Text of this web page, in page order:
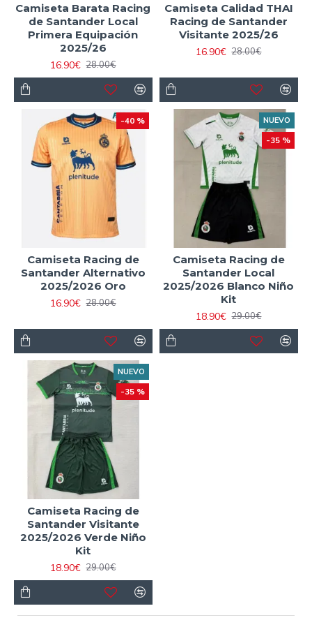
Camiseta Barata Racing
de Santander Local
Primera Equipación
2025/26
16.90€ 28.00€
Camiseta Calidad THAI
Racing de Santander
Visitante 2025/26
16.90€ 28.00€
-40 %
Camiseta Racing de
Santander Alternativo
2025/2026 Oro
16.90€ 28.00€
NUEVO
-35 %
Camiseta Racing de
Santander Local
2025/2026 Blanco Niño
Kit
18.90€ 29.00€
NUEVO
-35 %
Camiseta Racing de
Santander Visitante
2025/2026 Verde Niño
Kit
18.90€ 29.00€